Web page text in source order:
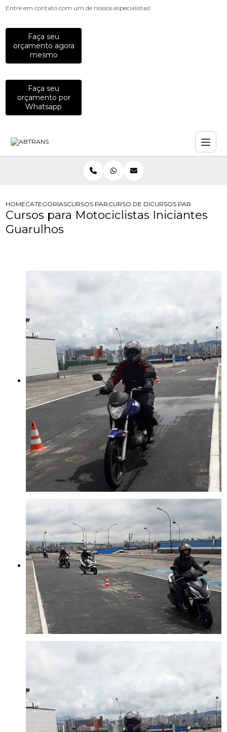
Entre em contato com um de nossos especialistas!
Faça seu
orçamento agora
mesmo
Faça seu
orçamento por
Whatsapp
HOMECATEGORIASCURSOS PARA MOTOCICLISTAS
CURSO DE DIRECAO PREVENTIVA
CURSOS PARA
Cursos para Motociclistas Iniciantes
Guarulhos